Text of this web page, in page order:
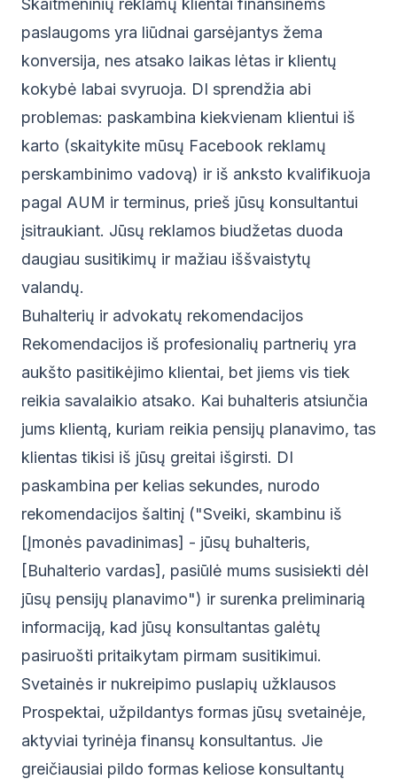
Skaitmeninių reklamų klientai finansinėms
paslaugoms yra liūdnai garsėjantys žema
konversija, nes atsako laikas lėtas ir klientų
kokybė labai svyruoja. DI sprendžia abi
problemas: paskambina kiekvienam klientui iš
karto (skaitykite mūsų Facebook reklamų
perskambinimo vadovą) ir iš anksto kvalifikuoja
pagal AUM ir terminus, prieš jūsų konsultantui
įsitraukiant. Jūsų reklamos biudžetas duoda
daugiau susitikimų ir mažiau iššvaistytų
valandų.
Buhalterių ir advokatų rekomendacijos
Rekomendacijos iš profesionalių partnerių yra
aukšto pasitikėjimo klientai, bet jiems vis tiek
reikia savalaikio atsako. Kai buhalteris atsiunčia
jums klientą, kuriam reikia pensijų planavimo, tas
klientas tikisi iš jūsų greitai išgirsti. DI
paskambina per kelias sekundes, nurodo
rekomendacijos šaltinį ("Sveiki, skambinu iš
[Įmonės pavadinimas] - jūsų buhalteris,
[Buhalterio vardas], pasiūlė mums susisiekti dėl
jūsų pensijų planavimo") ir surenka preliminarią
informaciją, kad jūsų konsultantas galėtų
pasiruošti pritaikytam pirmam susitikimui.
Svetainės ir nukreipimo puslapių užklausos
Prospektai, užpildantys formas jūsų svetainėje,
aktyviai tyrinėja finansų konsultantus. Jie
greičiausiai pildo formas keliose konsultantų